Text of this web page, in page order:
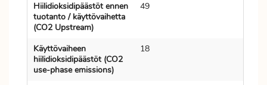
Hiilidioksidipäästöt ennen
tuotanto / käyttövaihetta
(CO2 Upstream)
49
Käyttövaiheen
hiilidioksidipäästöt (CO2
use-phase emissions)
18